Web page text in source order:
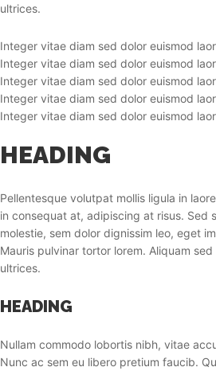
ultrices.
Integer vitae diam sed dolor euismod
Integer vitae diam sed dolor euismod
Integer vitae diam sed dolor euismod
Integer vitae diam sed dolor euismod
Integer vitae diam sed dolor euismod
HEADING
Pellentesque volutpat mollis ligula in
in consequat at, adipiscing at risus. Sed
molestie, sem dolor dignissim leo, eget
Mauris pulvinar tortor lorem. Aliquam
ultrices.
HEADING
Nullam commodo lobortis nibh, vitae
Nunc ac sem eu libero pretium faucib.